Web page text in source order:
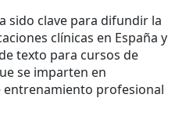
sido clave para difundir la
clínicas en España y
texto para cursos de
se imparten en
entrenamiento profesional